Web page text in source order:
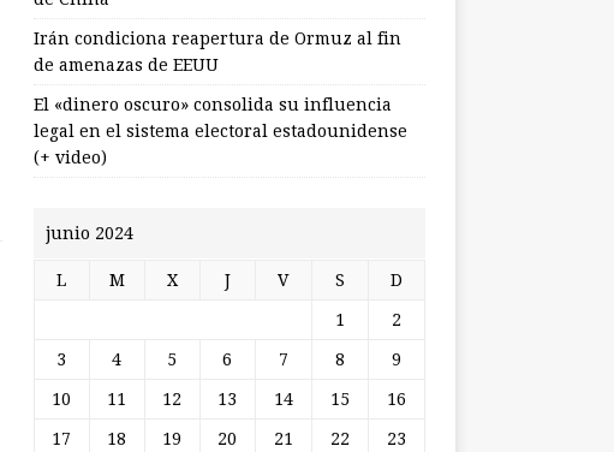
Irán condiciona reapertura de Ormuz al fin
de amenazas de EEUU
El «dinero oscuro» consolida su influencia
legal en el sistema electoral estadounidense
(+ video)
junio 2024
L M X J V S D
1 2
3 4 5 6 7 8 9
10 11 12 13 14 15 16
17 18 19 20 21 22 23